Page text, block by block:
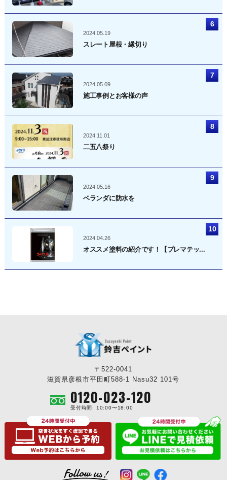
2024.05.19
スレート屋根・縁切り
2024.05.09
施工事例とお客様の声
2024.11.01
二五八祭り
2024.05.16
ベランダに防水を
2024.04.26
オススメ塗料の紹介です！【プレマテッ...
〒522-0041
滋賀県彦根市平田町588-1 Nasu32 101号
0120-023-120
受付時間: 10:00〜18:00